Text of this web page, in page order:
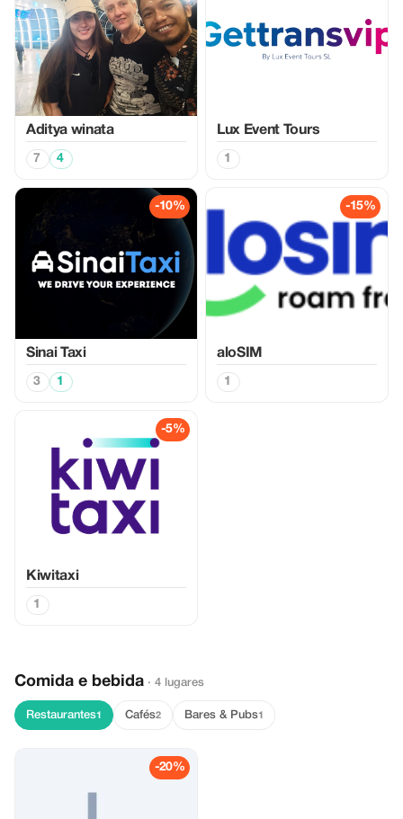
Aditya winata
7 4
Lux Event Tours
1
-10%
Sinai Taxi
3 1
-15%
aloSIM
1
-5%
Kiwitaxi
1
Comida e bebida · 4 lugares
Restaurantes1 Cafés2 Bares & Pubs1
-20%